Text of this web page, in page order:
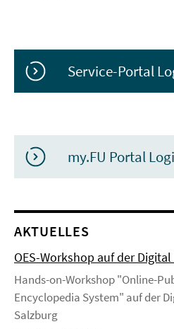
Service-Portal
my.FU Portal
AKTUELLES
OES-Workshop auf der
Hands-on-Workshop "Online-
Encyclopedia System" auf der
Salzburg